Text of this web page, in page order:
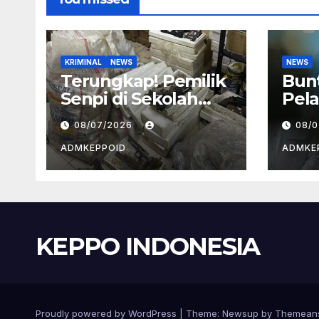
KRIMINAL NEWS
Terungkap! Pemilik
Senpi di Sekolah
Swasta Jaksel
Ternyata Direktur
Perusahaan Airsoft
Gun Impor
08/07/2026
ADMKEPPOID
NEWS
dan
08/
KEPPO INDONESIA
Proudly powered by WordPress Theme: Newsup by